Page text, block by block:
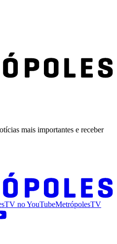
mais importantes e receber
noYouTubeMetrópolesTV